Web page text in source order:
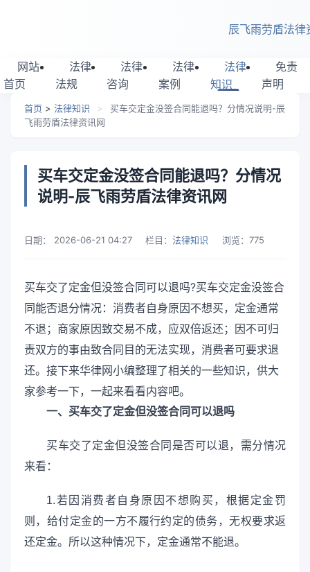
辰飞雨劳盾法律
网站
首页
法律
法规
法律
咨询
法律
案例
法律
知识
免责
声明
首页 > 法律知识 >
买车交定金没签合同能退吗？分情况说明-辰
飞雨劳盾法律资讯网
买车交定金没签合同能退吗？分情况
说明-辰飞雨劳盾法律资讯网
日期： 2026-06-21 04:27 栏目： 法律知识 浏览： 775
买车交了定金但没签合同可以退吗?买车交定金没签合
同能否退分情况：消费者自身原因不想买，定金通常
不退；商家原因致交易不成，应双倍返还；因不可归
责双方的事由致合同目的无法实现，消费者可要求退
还。接下来华律网小编整理了相关的一些知识，供大
家参考一下，一起来看看内容吧。
一、买车交了定金但没签合同可以退吗
买车交了定金但没签合同是否可以退，需分情况
来看：
1.若因消费者自身原因不想购买，根据定金罚
则，给付定金的一方不履行约定的债务，无权要求返
还定金。所以这种情况下，定金通常不能退。